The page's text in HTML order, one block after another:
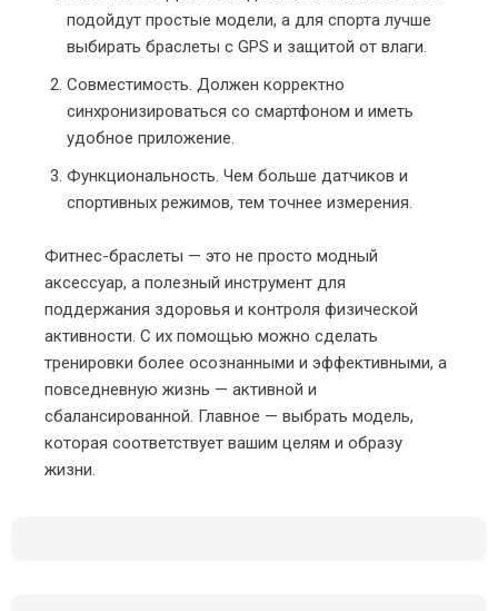
подойдут простые модели, а для спорта лучше
выбирать браслеты с GPS и защитой от влаги.
Совместимость. Должен корректно
синхронизироваться со смартфоном и иметь
удобное приложение.
Функциональность. Чем больше датчиков и
спортивных режимов, тем точнее измерения.
Фитнес-браслеты — это не просто модный
аксессуар, а полезный инструмент для
поддержания здоровья и контроля физической
активности. С их помощью можно сделать
тренировки более осознанными и эффективными, а
повседневную жизнь — активной и
сбалансированной. Главное — выбрать модель,
которая соответствует вашим целям и образу
жизни.